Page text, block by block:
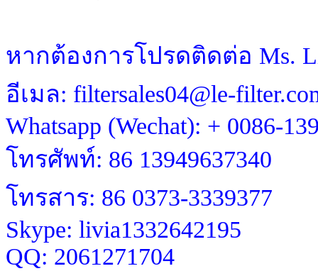
หากต้องการโปรดติดต่อ Ms.
อีเมล: filtersales04@le-
Whatsapp (Wechat): + 0086-
โทรศัพท์: 86 13949637340
โทรสาร: 86 0373-3339377
Skype: livia1332642195
QQ: 2061271704